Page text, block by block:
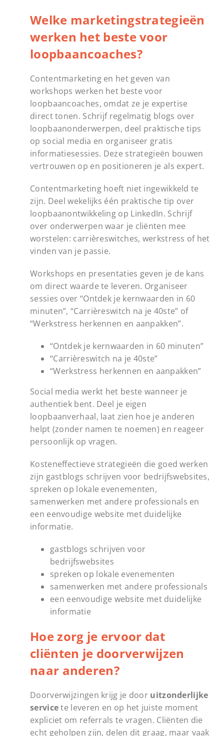
Welke marketingstrategieën
werken het beste voor
loopbaancoaches?
Contentmarketing en het geven van
workshops werken het beste voor
loopbaancoaches, omdat ze je expertise
direct tonen. Schrijf regelmatig blogs over
loopbaanonderwerpen, deel praktische tips
op social media en organiseer gratis
informatiesessies. Deze strategieën bouwen
vertrouwen op en positioneren je als expert.
Contentmarketing hoeft niet ingewikkeld te
zijn. Deel wekelijks één praktische tip over
loopbaanontwikkeling op LinkedIn. Schrijf
over onderwerpen waar je cliënten mee
worstelen: carrièreswitches, werkstress of het
vinden van je passie.
Workshops en presentaties geven je de kans
om direct waarde te leveren. Organiseer
sessies over “Ontdek je kernwaarden in 60
minuten”, “Carrièreswitch na je 40ste” of
“Werkstress herkennen en aanpakken”.
“Ontdek je kernwaarden in 60 minuten”
“Carrièreswitch na je 40ste”
“Werkstress herkennen en aanpakken”
Social media werkt het beste wanneer je
authentiek bent. Deel je eigen
loopbaanverhaal, laat zien hoe je anderen
helpt (zonder namen te noemen) en reageer
persoonlijk op vragen.
Kosteneffectieve strategieën die goed werken
zijn gastblogs schrijven voor bedrijfswebsites,
spreken op lokale evenementen,
samenwerken met andere professionals en
een eenvoudige website met duidelijke
informatie.
gastblogs schrijven voor
bedrijfswebsites
spreken op lokale evenementen
samenwerken met andere professionals
een eenvoudige website met duidelijke
informatie
Hoe zorg je ervoor dat
cliënten je doorverwijzen
naar anderen?
Doorverwijzingen krijg je door uitzonderlijke
servicete leveren en op het juiste moment
expliciet om referrals te vragen. Cliënten die
echt geholpen zijn, delen dit graag, maar vaak